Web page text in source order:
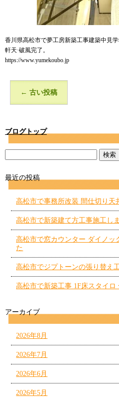
香川県高松市で夢工房新築工事建築中見
軒天·破風完了。
https://www.yumekoubo.jp
← 古い投稿
ブログトップ
最近の投稿
高松市で事務所改装 間仕切り天
高松市で新築建て方工事施工し
高松市で窓カウンター ダイノッ
た
高松市でジプトーンの張り替え
高松市で新築工事 1F床スタイロ
アーカイブ
2026年8月
2026年7月
2026年6月
2026年5月